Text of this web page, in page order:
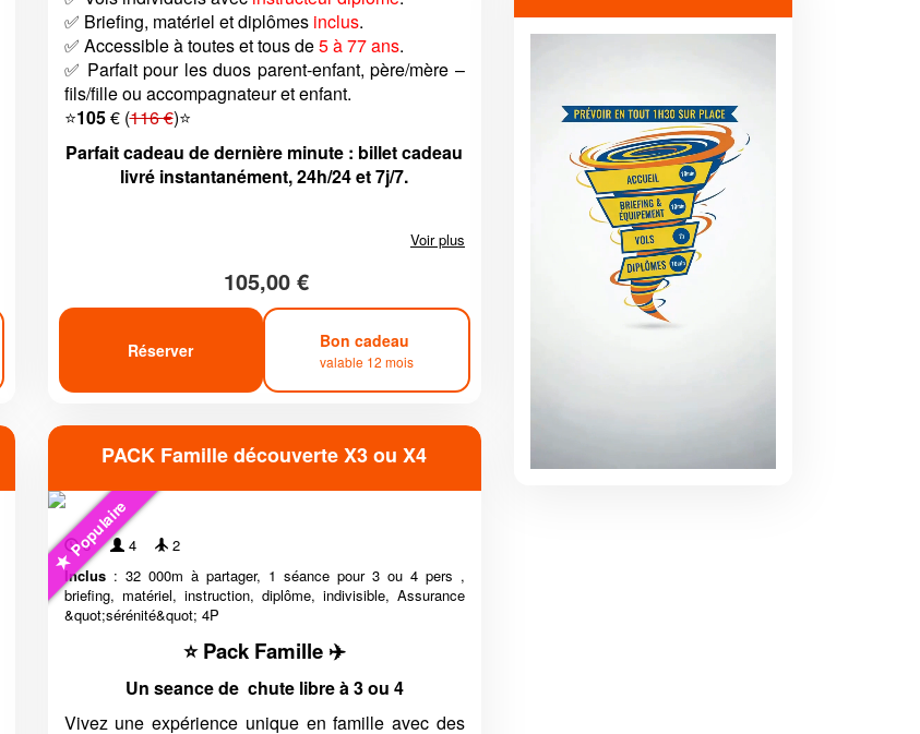
✅ Briefing, matériel et diplômes inclus.
✅ Accessible à toutes et tous de5 à 77 ans.
✅ Parfait pour les duos parent-enfant, père/mère –
fils/fille ou accompagnateur et enfant.
⭐105€ (116 €)⭐
Parfait cadeau de dernière minute : billet cadeau
livré instantanément, 24h/24 et 7j/7.
Voir plus
105,00 €
Réserver Bon cadeau
valable 12 mois
PACK Famille découverte X3 ou X4
Populaire
8' 4
2
Inclus: 32 000m à partager, 1 séance pour 3 ou 4 pers ,
briefing, matériel, instruction, diplôme, indivisible, Assurance
&quot;sérénité&quot; 4P
⭐ Pack Famille ✈️
Un seance de chute libre à 3 ou 4
Vivez une expérience unique en famille avec des